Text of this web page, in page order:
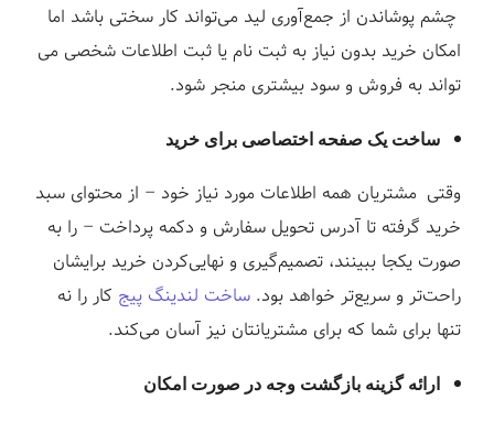
چشم پوشاندن از جمع‌آوری لید می‌تواند کار سختی باشد اما
امکان خرید بدون نیاز به ثبت نام یا ثبت اطلاعات شخصی می
تواند به فروش و سود بیشتری منجر شود.
ساخت یک صفحه اختصاصی برای خرید
وقتی مشتریان همه اطلاعات مورد نیاز خود – از محتوای سبد
خرید گرفته تا آدرس تحویل سفارش و دکمه پرداخت – را به
صورت یکجا ببینند، تصمیم‌گیری و نهایی‌کردن خرید برایشان
راحت‌تر و سریع‌تر خواهد بود. ساخت لندینگ پیج کار را نه
تنها برای شما که برای مشتریانتان نیز آسان می‌کند.
ارائه گزینه بازگشت وجه در صورت امکان